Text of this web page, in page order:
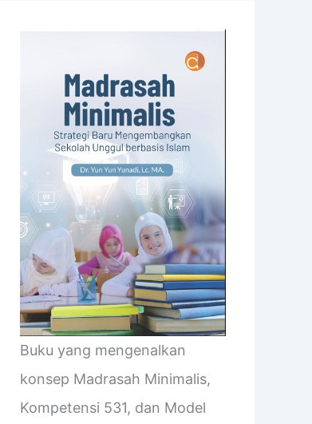
Buku yang mengenalkan
konsep Madrasah Minimalis,
Kompetensi 531, dan Model